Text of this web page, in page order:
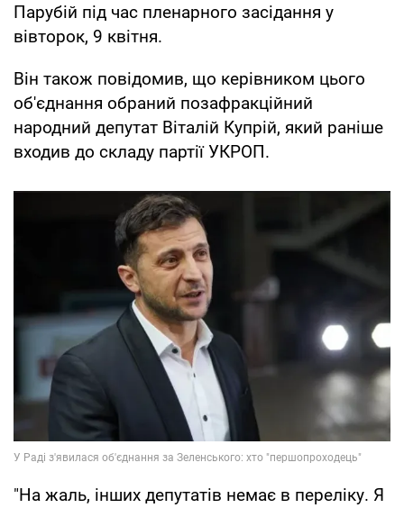
Парубій під час пленарного засідання у
вівторок, 9 квітня.
Він також повідомив, що керівником цього
об'єднання обраний позафракційний
народний депутат Віталій Купрій, який раніше
входив до складу партії УКРОП.
"На жаль, інших депутатів немає в переліку. Я